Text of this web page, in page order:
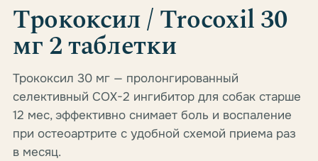
Трококсил / Trocoxil 30
мг 2 таблетки
Трококсил 30 мг — пролонгированный
селективный COX-2 ингибитор для собак старше
12 мес, эффективно снимает боль и воспаление
при остеоартрите с удобной схемой приема раз
в месяц.